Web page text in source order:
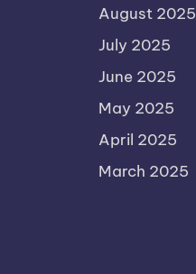
August 2025
July 2025
June 2025
May 2025
April 2025
March 2025